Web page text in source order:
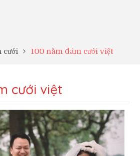
cưới 100 năm đám cưới việt
cưới việt